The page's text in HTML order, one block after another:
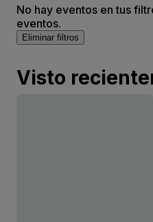
No hay eventos en tus
eventos.
Eliminar filtros
Visto